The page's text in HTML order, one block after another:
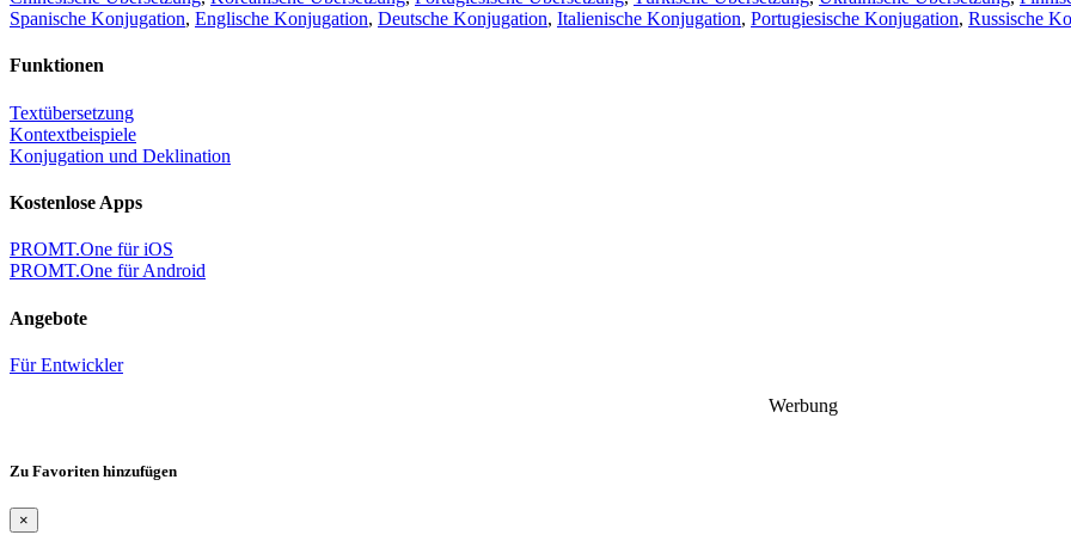
Spanische Konjugation, Englische Konjugation, Deutsche Konjugation, Italienische Konjugation, Portugiesische Konjugation, Russische
Funktionen
Textübersetzung
Kontextbeispiele
Konjugation und Deklination
Kostenlose Apps
PROMT.One für iOS
PROMT.One für Android
Angebote
Für Entwickler
Werbung
Zu Favoriten hinzufügen
×